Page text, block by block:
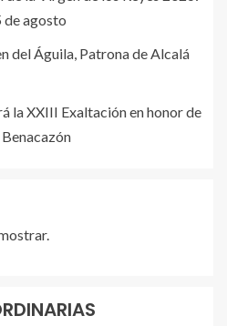
agosto
del Águila, Patrona de Alcalá
la XXIII Exaltación en honor de